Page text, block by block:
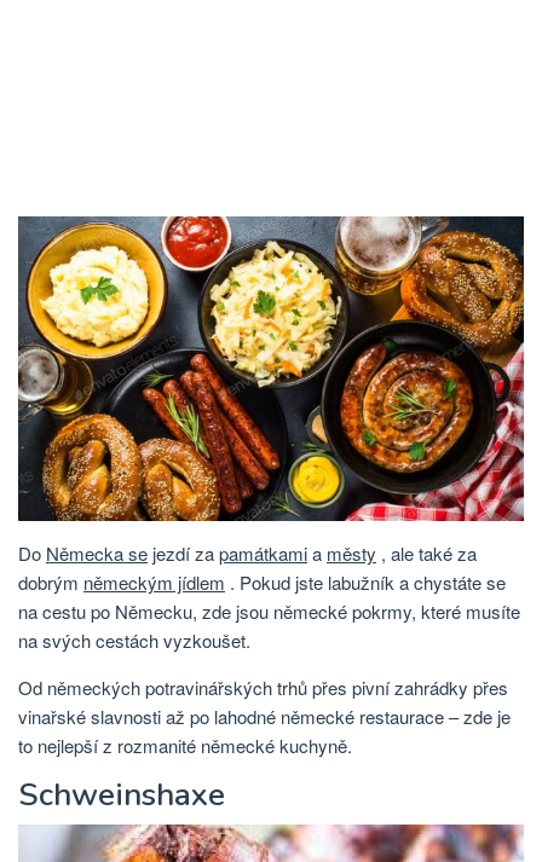
Do Německa se jezdí zapamátkamia městy , ale také za
dobrým německým jídlem . Pokud jste labužník a chystáte se
na cestu po Německu, zde jsou německé pokrmy, které musíte
na svých cestách vyzkoušet.
Od německých potravinářských trhů přes pivní zahrádky přes
vinařské slavnosti až po lahodné německé restaurace – zde je
to nejlepší z rozmanité německé kuchyně.
Schweinshaxe